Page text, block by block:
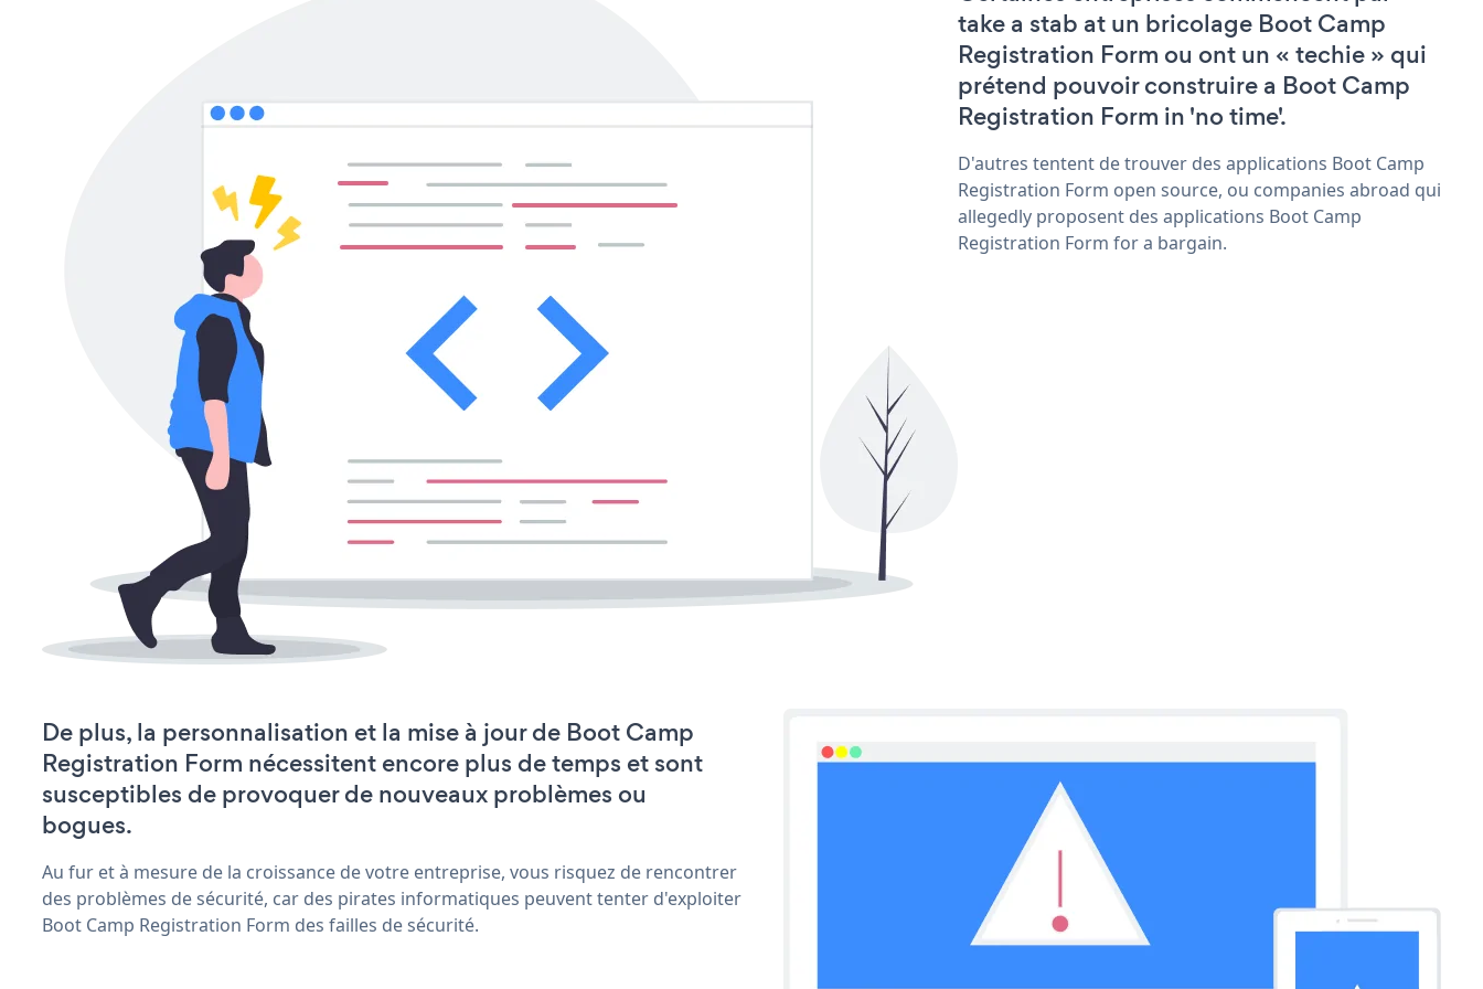
take a stab at un bricolage Boot Camp
Registration Form ou ont un « techie » qui
prétend pouvoir construire a Boot Camp
Registration Form in 'no time'.
D'autres tentent de trouver des applications Boot Camp
Registration Form open source, ou companies abroad qui
allegedly proposent des applications Boot Camp
Registration Form for a bargain.
De plus, la personnalisation et la mise à jour de Boot Camp
Registration Form nécessitent encore plus de temps et sont
susceptibles de provoquer de nouveaux problèmes ou
bogues.
Au fur et à mesure de la croissance de votre entreprise, vous risquez de rencontrer
des problèmes de sécurité, car des pirates informatiques peuvent tenter d'exploiter
Boot Camp Registration Form des failles de sécurité.